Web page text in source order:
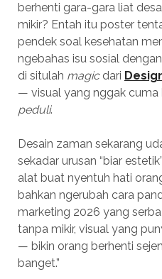
berhenti gara-gara liat
mikir? Entah itu poster
pendek soal kesehatan
ngebahas isu sosial
di situlah magicdari
— visual yang nggak cuma
peduli.
Desain zaman sekarang
sekadar urusan “biar
alat buat nyentuh hati
bahkan ngerubah cara
marketing 2026 yang
tanpa mikir, visual yang
— bikin orang berhenti
banget.”